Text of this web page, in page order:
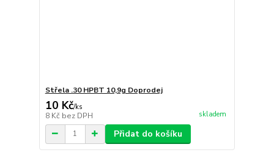
Střela .30 HPBT 10,9g Doprodej
10 Kč/ks
8 Kč bez DPH skladem
Přidat do košíku